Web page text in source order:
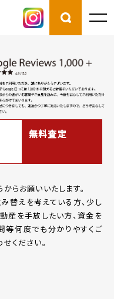
無料査定
らお願いいたします。
替えを考えている方、少し
産を手放したい方、資金を
等何度でも分かりやすくご
ください。